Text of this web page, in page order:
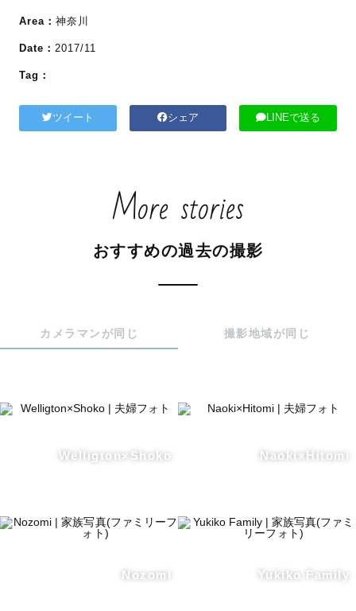
Area： 神奈川
Date： 2017/11
Tag：
ツイート シェア LINEで送る
More stories
おすすめの過去の撮影
カメラマンが同じ 撮影地域が同じ
Welligton×Shoko Naoki×Hitomi
Nozomi Yukiko Family